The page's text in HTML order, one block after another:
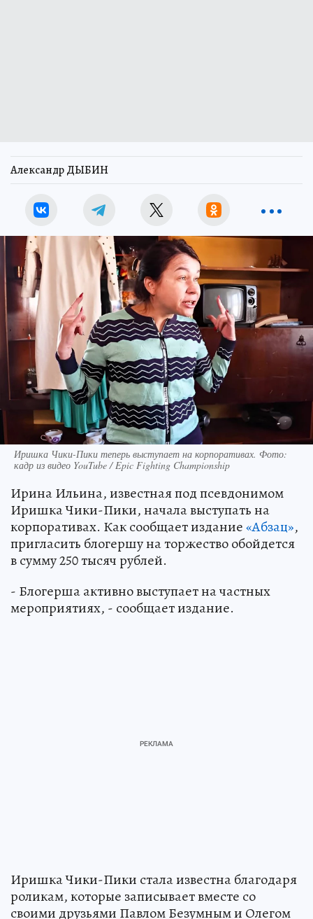
Александр ДЫБИН
Иришка Чики-Пики теперь выступает на корпоративах. Фото:
кадр из видео YouTube / Epic Fighting Championship
Ирина Ильина, известная под псевдонимом
Иришка Чики-Пики, начала выступать на
корпоративах. Как сообщает издание«Абзац»,
пригласить блогершу на торжество обойдется
в сумму 250 тысяч рублей.
- Блогерша активно выступает на частных
мероприятиях, - сообщает издание.
Иришка Чики-Пики стала известна благодаря
роликам, которые записывает вместе со
своими друзьями Павлом Безумным и Олегом